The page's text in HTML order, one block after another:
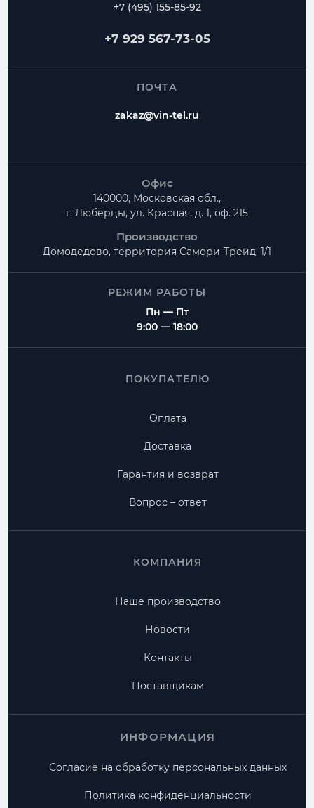
+7 (495) 155-85-92
+7 929 567-73-05
ПОЧТА
zakaz@vin-tel.ru
Офис
140000, Московская обл.,
г. Люберцы, ул. Красная, д. 1, оф. 215
Производство
Домодедово, территория Самори-Трейд, 1/1
РЕЖИМ РАБОТЫ
Пн — Пт
9:00 — 18:00
ПОКУПАТЕЛЮ
Оплата
Доставка
Гарантия и возврат
Вопрос – ответ
КОМПАНИЯ
Наше производство
Новости
Контакты
Поставщикам
ИНФОРМАЦИЯ
Согласие на обработку персональных данных
Политика конфиденциальности